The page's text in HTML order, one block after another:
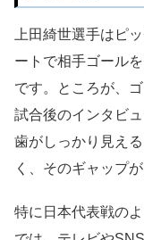
上田綺世選手はピ
ートで相手ゴール
です。ところが、
試合後のインタビ
歯がしっかり見え
く、そのギャップ
特に日本代表戦の